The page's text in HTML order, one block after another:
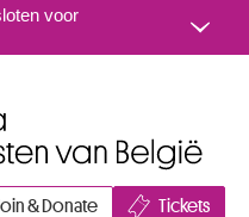
inhoud
voor
& Donate Tickets